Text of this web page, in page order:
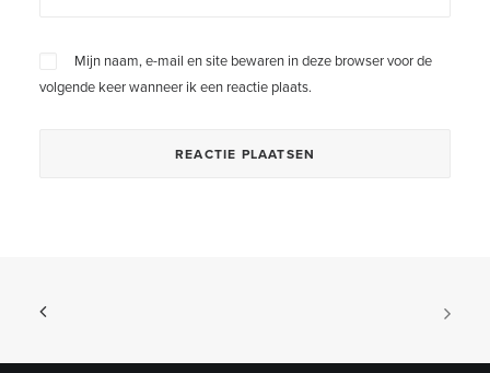
Mijn naam, e-mail en site bewaren in deze browser voor de
volgende keer wanneer ik een reactie plaats.